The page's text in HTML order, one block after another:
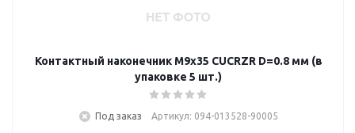
Контактный наконечник M9x35 CUCRZR D=0.8 мм (в
упаковке 5 шт.)
Под заказ Артикул: 094-013528-90005